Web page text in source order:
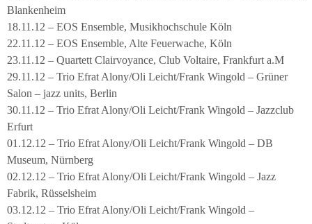
Blankenheim
18.11.12 – EOS Ensemble, Musikhochschule Köln
22.11.12 – EOS Ensemble, Alte Feuerwache, Köln
23.11.12 – Quartett Clairvoyance, Club Voltaire, Frankfurt a.M
29.11.12 – Trio Efrat Alony/Oli Leicht/Frank Wingold – Grüner
Salon – jazz units, Berlin
30.11.12 – Trio Efrat Alony/Oli Leicht/Frank Wingold – Jazzclub
Erfurt
01.12.12 – Trio Efrat Alony/Oli Leicht/Frank Wingold – DB
Museum, Nürnberg
02.12.12 – Trio Efrat Alony/Oli Leicht/Frank Wingold – Jazz
Fabrik, Rüsselsheim
03.12.12 – Trio Efrat Alony/Oli Leicht/Frank Wingold –